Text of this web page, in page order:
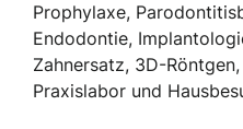
Prophylaxe,
Endodontie,
Zahnersatz, 3D-
Praxislabor und